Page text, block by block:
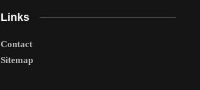
Links
Contact
Sitemap